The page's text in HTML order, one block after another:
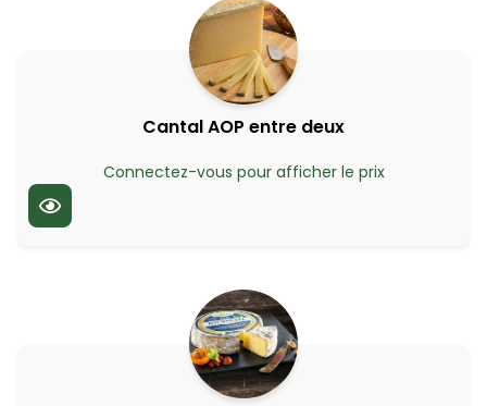
Cantal AOP entre deux
Connectez-vous pour afficher le prix